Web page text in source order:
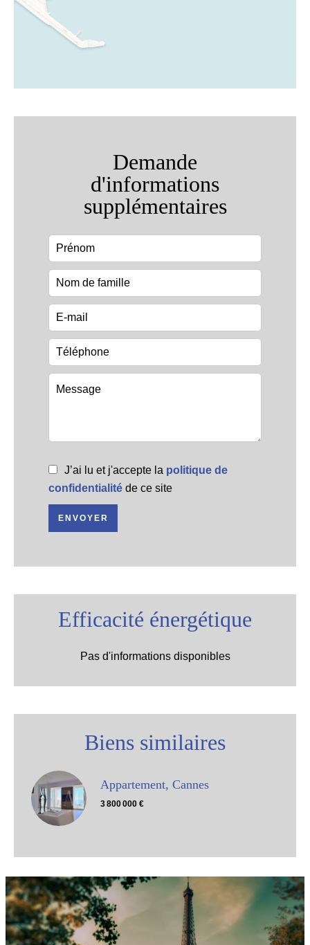
Demande
d'informations
supplémentaires
J’ai lu et j'accepte la politique de
confidentialité de ce site
ENVOYER
Efficacité énergétique
Pas d'informations disponibles
Biens similaires
Appartement, Cannes
3 800 000 €